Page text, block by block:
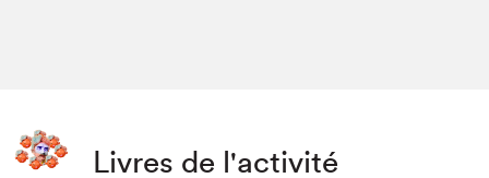
Livres de l'activité